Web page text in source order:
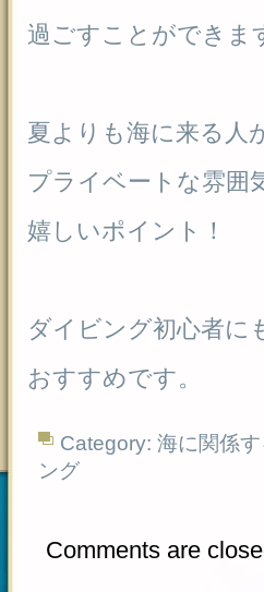
過ごすことができま
夏よりも海に来る人
プライベートな雰囲
嬉しいポイント！
ダイビング初心者に
おすすめです。
Category: 海に関係
ング
Comments are